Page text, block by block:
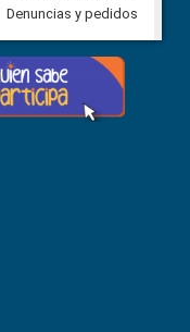
7 agosto, 2026
Next
Denuncias y pedidos